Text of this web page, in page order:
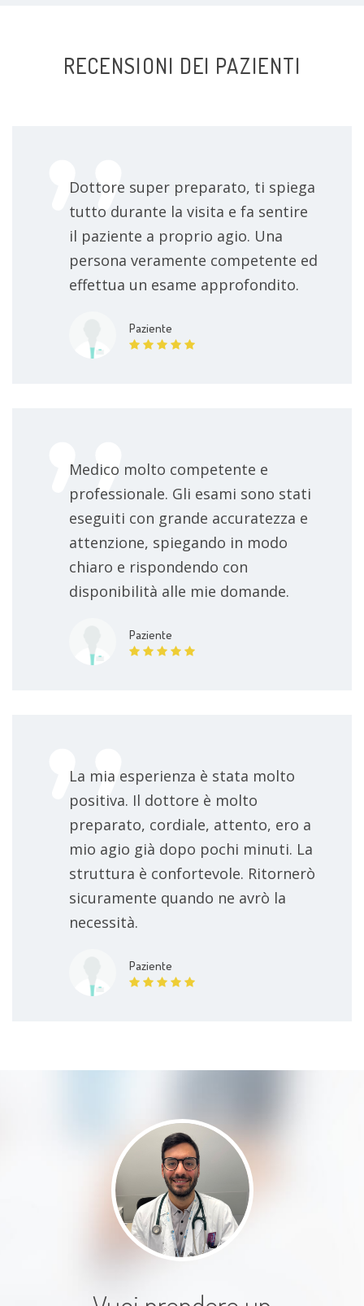
RECENSIONI DEI PAZIENTI
Dottore super preparato, ti spiega
tutto durante la visita e fa sentire
il paziente a proprio agio. Una
persona veramente competente ed
effettua un esame approfondito.
Paziente
Medico molto competente e
professionale. Gli esami sono stati
eseguiti con grande accuratezza e
attenzione, spiegando in modo
chiaro e rispondendo con
disponibilità alle mie domande.
Paziente
La mia esperienza è stata molto
positiva. Il dottore è molto
preparato, cordiale, attento, ero a
mio agio già dopo pochi minuti. La
struttura è confortevole. Ritornerò
sicuramente quando ne avrò la
necessità.
Paziente